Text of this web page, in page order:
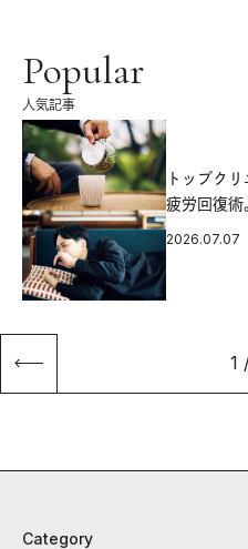
Popular
人気記事
トップク
疲労回復術
2026.07.07
1
Category